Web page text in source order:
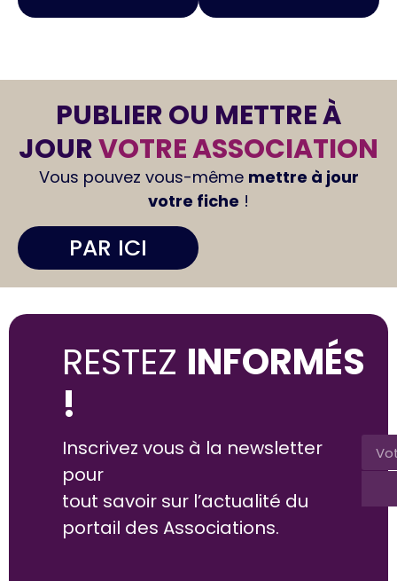
PUBLIER OU METTRE À
JOURVOTRE ASSOCIATION
Vous pouvez vous-même mettre à jour
votre fiche !
PAR ICI
RESTEZ INFORMÉS
!
Inscrivez vous à la newsletter
pour
tout savoir sur l’actualité du
portail des Associations.